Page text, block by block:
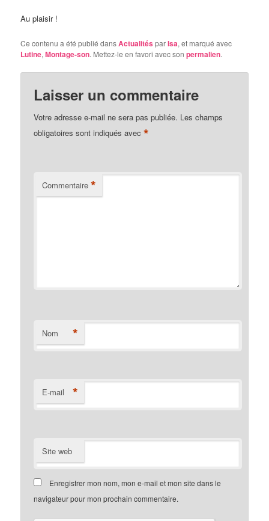
Au plaisir !
Ce contenu a été publié dansActualitésparIsa, et marqué avec
Lutine,Montage-son. Mettez-le en favori avec sonpermalien.
Laisser un commentaire
Votre adresse e-mail ne sera pas publiée. Les champs
obligatoires sont indiqués avec*
Commentaire *
Nom *
E-mail *
Site web
Enregistrer mon nom, mon e-mail et mon site dans le
navigateur pour mon prochain commentaire.